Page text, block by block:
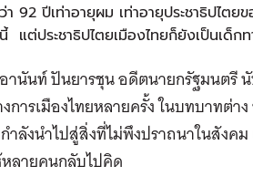
ว่า 92 ปีเท่าอายุผม เท่าอายุประชาธิปไตย
นี้ แต่ประชาธิปไตยเมืองไทยก็ยังเป็นเด็ก
อานันท์ ปันยารชุน อดีตนายกรัฐมนตรี
การเมืองไทยหลายครั้ง ในบทบาทต่
ำลังนำไปสู่สิ่งที่ไม่พึงปราถนาในสังค
ลายคนกลับไปคิด